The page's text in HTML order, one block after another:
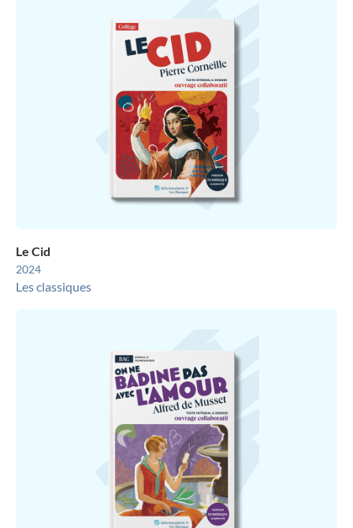
Le Cid
2024
Les classiques